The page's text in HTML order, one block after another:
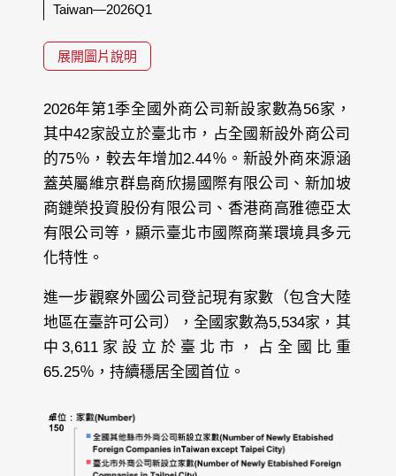
Taiwan—2026Q1
展開圖片說明
2026年第1季全國外商公司新設家數為56家，
其中42家設立於臺北市，占全國新設外商公司
的75％，較去年增加2.44％。新設外商來源涵
蓋英屬維京群島商欣揚國際有限公司、新加坡
商鏈榮投資股份有限公司、香港商高雅德亞太
有限公司等，顯示臺北市國際商業環境具多元
化特性。
進一步觀察外國公司登記現有家數（包含大陸
地區在臺許可公司），全國家數為5,534家，其
中3,611家設立於臺北市，占全國比重
65.25％，持續穩居全國首位。